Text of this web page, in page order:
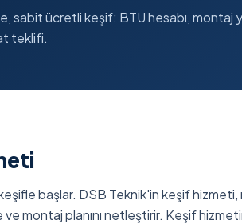
sabit ücretli keşif: BTU hesabı, montaj
teklifi.
başlar. DSB Teknik'in keşif hizmeti,
montaj planını netleştirir. Keşif